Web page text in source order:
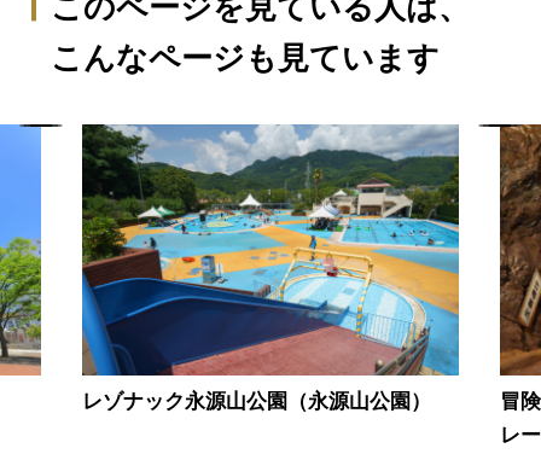
このページを見ている人は、
こんなページも見ています
レゾナック永源山公園（永源山公園）
冒
レー